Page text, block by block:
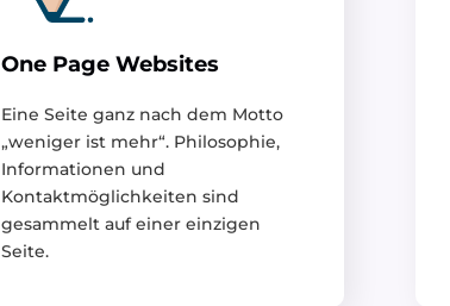
One Page Websites
Eine Seite ganz nach dem Motto
„weniger ist mehr“. Philosophie,
Informationen und
Kontaktmöglichkeiten sind
gesammelt auf einer einzigen
Seite.